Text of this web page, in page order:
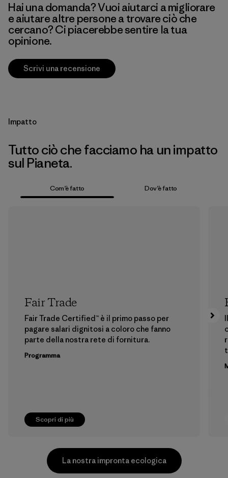
Hai una domanda? Vuoi aiutarci a migliorare
e aiutare altre persone a trovare ciò che
cercano? Ci piacerebbe sentire la tua
opinione.
Scrivi una recensione
Impatto
Tutto ciò che facciamo ha un impatto
sul Pianeta.
Com’è fatto Dov’è fatto
Scopri di più
Fair Trade
Fair Trade Certified™ è il primo passo per
pagare salari dignitosi a coloro che fanno
parte della nostra rete di fornitura.
Programma
La nostra impronta ecologica